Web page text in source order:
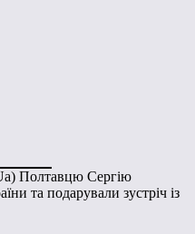
Полтавцю Сергію
та подарували зустріч із